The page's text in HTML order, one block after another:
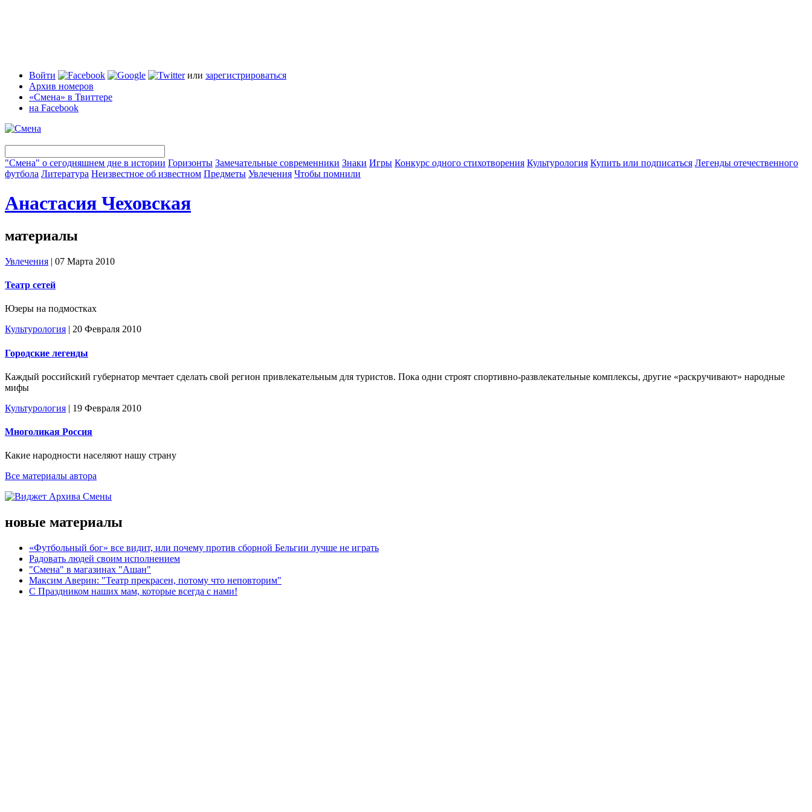
Войти или зарегистрироваться
Архив номеров
«Смена» в Твиттере
на Facebook
"Смена" о сегодняшнем дне в истории Горизонты Замечательные современники Знаки Игры Конкурс одного стихотворения Культурология Купить или подписаться Легенды отечественного
футбола Литература Неизвестное об известном Предметы Увлечения Чтобы помнили
Анастасия Чеховская
материалы
Увлечения | 07 Марта 2010
Театр сетей
Юзеры на подмостках
Культурология | 20 Февраля 2010
Городские легенды
Каждый российский губернатор мечтает сделать свой регион привлекательным для туристов. Пока одни строят спортивно-развлекательные комплексы, другие «раскручивают» народные
мифы
Культурология | 19 Февраля 2010
Многоликая Россия
Какие народности населяют нашу страну
Все материалы автора
новые материалы
«Футбольный бог» все видит, или почему против сборной Бельгии лучше не играть
Радовать людей своим исполнением
"Смена" в магазинах "Ашан"
Максим Аверин: "Театр прекрасен, потому что неповторим"
С Праздником наших мам, которые всегда с нами!